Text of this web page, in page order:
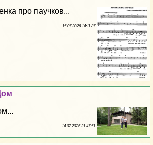
про паучков...
15 07 2026 14:11:37
14 07 2026 21:47:51